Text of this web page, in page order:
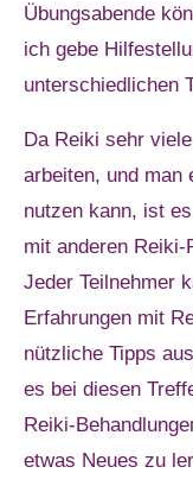
Übungsabende
ich gebe
unterschiedlichen
Da Reiki sehr
arbeiten, und man
nutzen kann, ist
mit anderen
Jeder Teilnehmer
Erfahrungen mit
nützliche Tipps
es bei diesen
Reiki-
etwas Neues zu